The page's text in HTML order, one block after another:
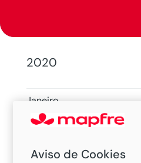
2020
Janeiro
Fevereiro
Março
Aviso de Cookies